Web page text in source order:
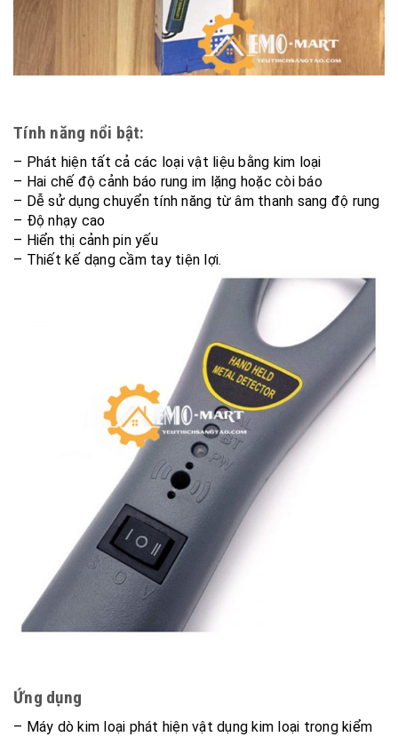
Tính năng nổi bật:
– Phát hiện tất cả các loại vật liệu bằng kim loại
– Hai chế độ cảnh báo rung im lặng hoặc còi báo
– Dễ sử dụng chuyển tính năng từ âm thanh sang độ rung
– Độ nhạy cao
– Hiển thị cảnh pin yếu
– Thiết kế dạng cầm tay tiện lợi.
Ứng dụng
– Máy dò kim loại phát hiện vật dụng kim loại trong kiểm